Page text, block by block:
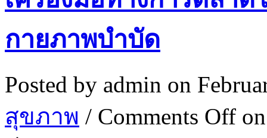
กายภาพบำบัด
Posted by admin on
สุขภาพ / Comments Off